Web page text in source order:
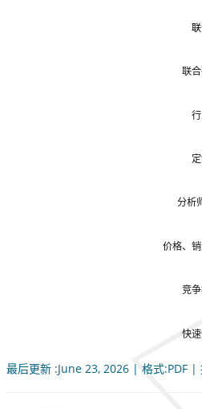
联
分析
价格、
竞
快
最后更新 :June 23, 2026 | 格式:PDF |